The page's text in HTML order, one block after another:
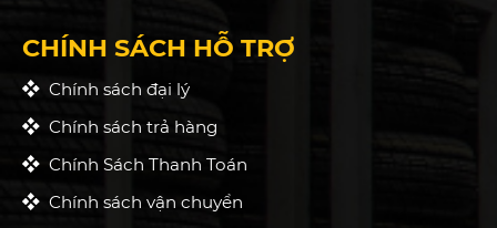
CHÍNH SÁCH HỖ TRỢ
Chính sách đại lý
Chính sách trả hàng
Chính Sách Thanh Toán
Chính sách vận chuyển